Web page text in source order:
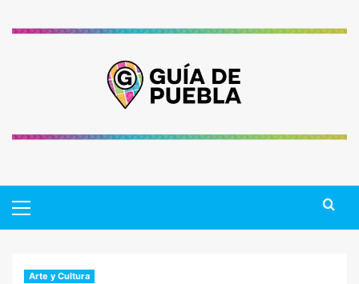
Menu
Arte y Cultura